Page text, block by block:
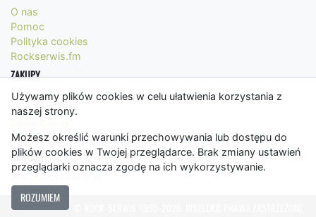
Używamy plików cookies w celu ułatwienia korzystania z
naszej strony.
Możesz określić warunki przechowywania lub dostępu do
plików cookies w Twojej przeglądarce. Brak zmiany ustawień
przeglądarki oznacza zgodę na ich wykorzystywanie.
ROZUMIEM
O nas
Pomoc
Polityka cookies
Rockserwis.fm
ZAKUPY
Formy płatności
Koszty wysyłki
Regulamin
KONTAKT
bok@rockserwis.pl